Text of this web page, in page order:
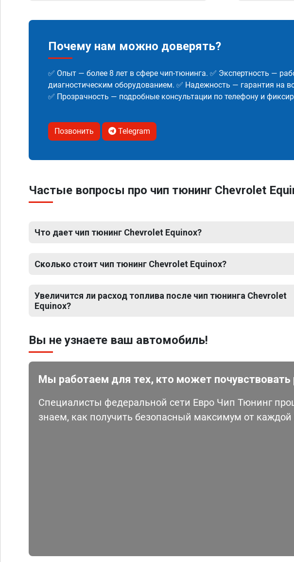
Почему нам можно доверять?
✅ Опыт — более 8 лет в сфере чип-тюнинга. ✅ Экспертность —
диагностическим оборудованием. ✅ Надежность — гарантия на
✅ Прозрачность — подробные консультации по телефону и
Позвонить Telegram
Частые вопросы про чип тюнинг Chevrolet
Что дает чип тюнинг Chevrolet Equinox?
Сколько стоит чип тюнинг Chevrolet Equinox?
Увеличится ли расход топлива после чип тюнинга Chevrolet
Equinox?
Вы не узнаете ваш автомобиль!
Мы работаем для тех, кто может почувствовать
Специалисты федеральной сети Евро Чип Тюнинг
знаем, как получить безопасный максимум от